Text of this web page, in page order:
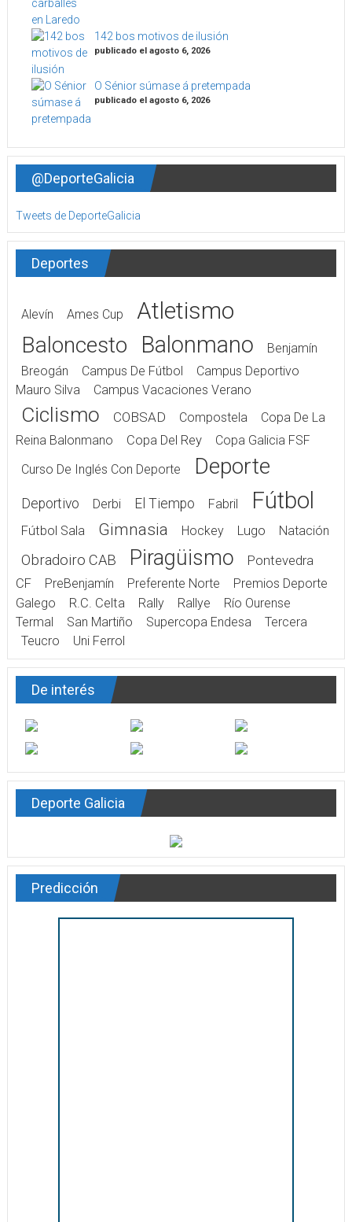
142 bos motivos de ilusión
publicado el agosto 6, 2026
O Sénior súmase á pretempada
publicado el agosto 6, 2026
@DeporteGalicia
Tweets de DeporteGalicia
Deportes
Alevín Ames Cup Atletismo
Baloncesto Balonmano
Benjamín
Breogán
Campus De Fútbol
Campus Deportivo
Mauro Silva
Campus Vacaciones Verano
Ciclismo COBSAD Compostela
Copa De La
Reina Balonmano
Copa Del Rey
Copa Galicia FSF
Curso De Inglés Con Deporte
Deporte
Deportivo Derbi El Tiempo Fabril Fútbol
Fútbol Sala Gimnasia Hockey Lugo Natación
Obradoiro CAB Piragüismo
Pontevedra
CF
PreBenjamín Preferente Norte
Premios Deporte
Galego
R.C. Celta Rally Rallye
Río Ourense
Termal
San Martiño Supercopa Endesa
Tercera
Teucro
Uni Ferrol
De interés
Deporte Galicia
Predicción